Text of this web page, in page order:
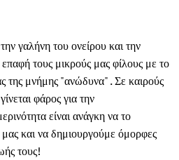
γαλήνη του ονείρου και την
τους μικρούς μας φίλους με το
της μνήμης "ανώδυνα" . Σε καιρούς
φάρος για την
είναι ανάγκη να το
και να δημιουργούμε όμορφες
τους!